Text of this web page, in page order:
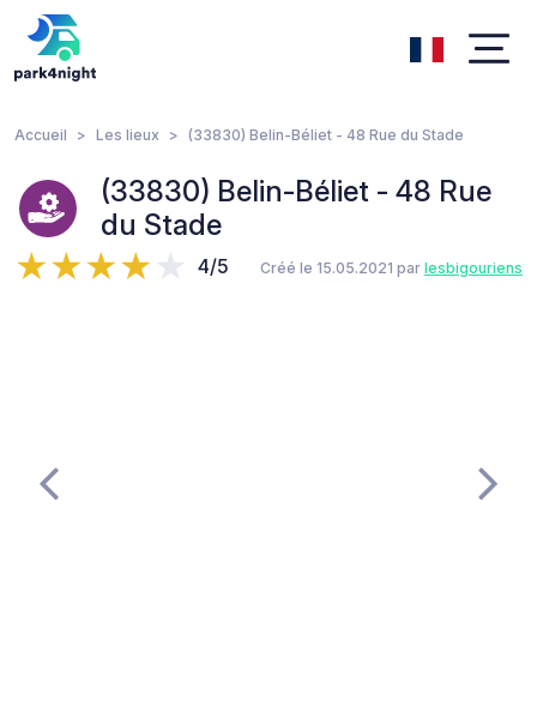
Accueil Les lieux (33830) Belin-Béliet - 48 Rue du Stade
(33830) Belin-Béliet - 48 Rue
du Stade
4/5 Créé le 15.05.2021 par lesbigouriens